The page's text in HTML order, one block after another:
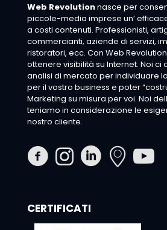
Web Revolutionnasce per
piccole-media imprese un’
a costi contenuti. Professionisti,
commercianti, aziende di servizi,
ristoratori, ecc. Con Web
ottenere visibilità su Internet. Noi
analisi di mercato per individuare
per il vostro business e poter
Marketing su misura per voi. Noi
teniamo in considerazione le
nostro cliente.
CERTIFICATI